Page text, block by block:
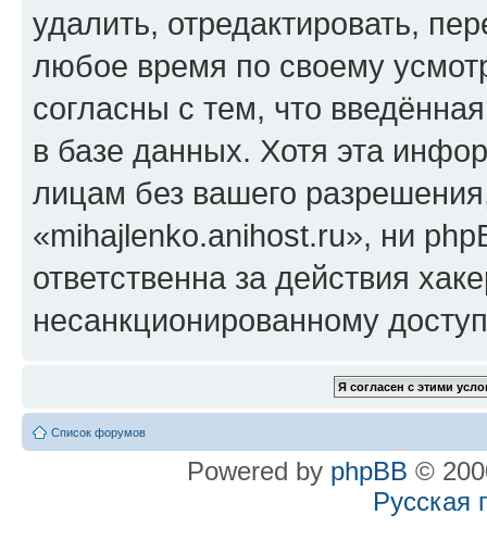
удалить, отредактировать,
любое время по своему
согласны с тем, что
в базе данных. Хотя эта
лицам без вашего
«mihajlenko.anihost.ru», ни
ответственна за действия
несанкционированному
Список форумов
Powered by phpBB ©
Русская